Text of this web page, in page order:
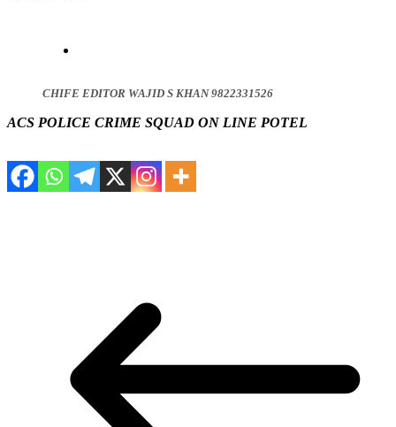
CHIFE EDITOR WAJID S KHAN 9822331526
ACS POLICE CRIME SQUAD ON LINE POTEL